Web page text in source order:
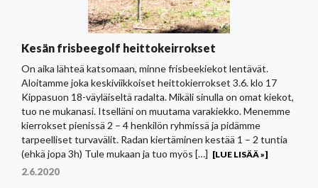
Kesän frisbeegolf heittokeirrokset
On aika lähteä katsomaan, minne frisbeekiekot lentävät.
Aloitamme joka keskiviikkoiset heittokierrokset 3.6. klo 17
Kippasuon 18-väyläiseltä radalta. Mikäli sinulla on omat kiekot,
tuo ne mukanasi. Itselläni on muutama varakiekko. Menemme
kierrokset pienissä 2 – 4 henkilön ryhmissä ja pidämme
tarpeelliset turvavälit. Radan kiertäminen kestää 1 – 2 tuntia
(ehkä jopa 3h) Tule mukaan ja tuo myös […] [LUE LISÄÄ »]
2.6.2020